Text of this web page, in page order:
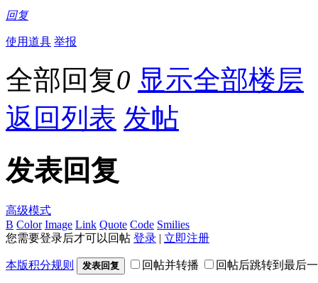
回复
使用道具 举报
全部回复0 显示全部楼层
返回列表 发帖
发表回复
高级模式
B Color Image Link Quote Code Smilies
您需要登录后才可以回帖 登录 | 立即注册
本版积分规则 发表回复 回帖并转播 回帖后跳转到最后